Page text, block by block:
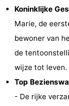
Musea
-
Monumenten
Uitkijkpunten
Attracties
Boerderijen
Koninklijke
Marie, de
bewoner van
de
wijze tot leven.
Top
- De rijke